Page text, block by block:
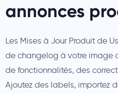
annonces
Les Mises à Jour Produit de
de changelog à votre image
de fonctionnalités, des
Ajoutez des labels, importez